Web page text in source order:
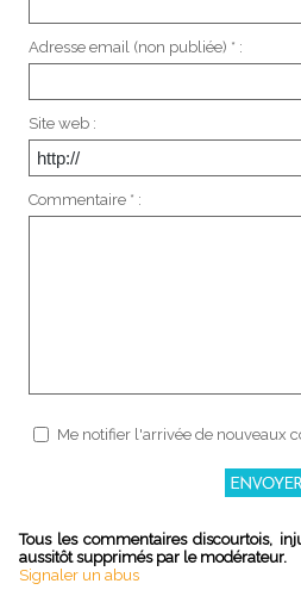
Adresse email (non publiée) * :
Site web :
Commentaire * :
Me notifier l'arrivée de nouveaux
Tous les commentaires discourtois,
aussitôt supprimés par le modérateur.
Signaler un abus